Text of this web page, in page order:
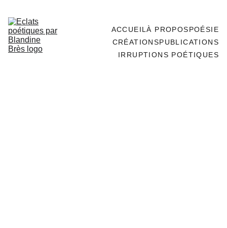
ACCUEILÀ PROPOSPOÉSIE
CRÉATIONSPUBLICATIONS
IRRUPTIONS POÉTIQUES